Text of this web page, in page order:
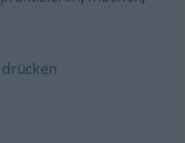
drücken